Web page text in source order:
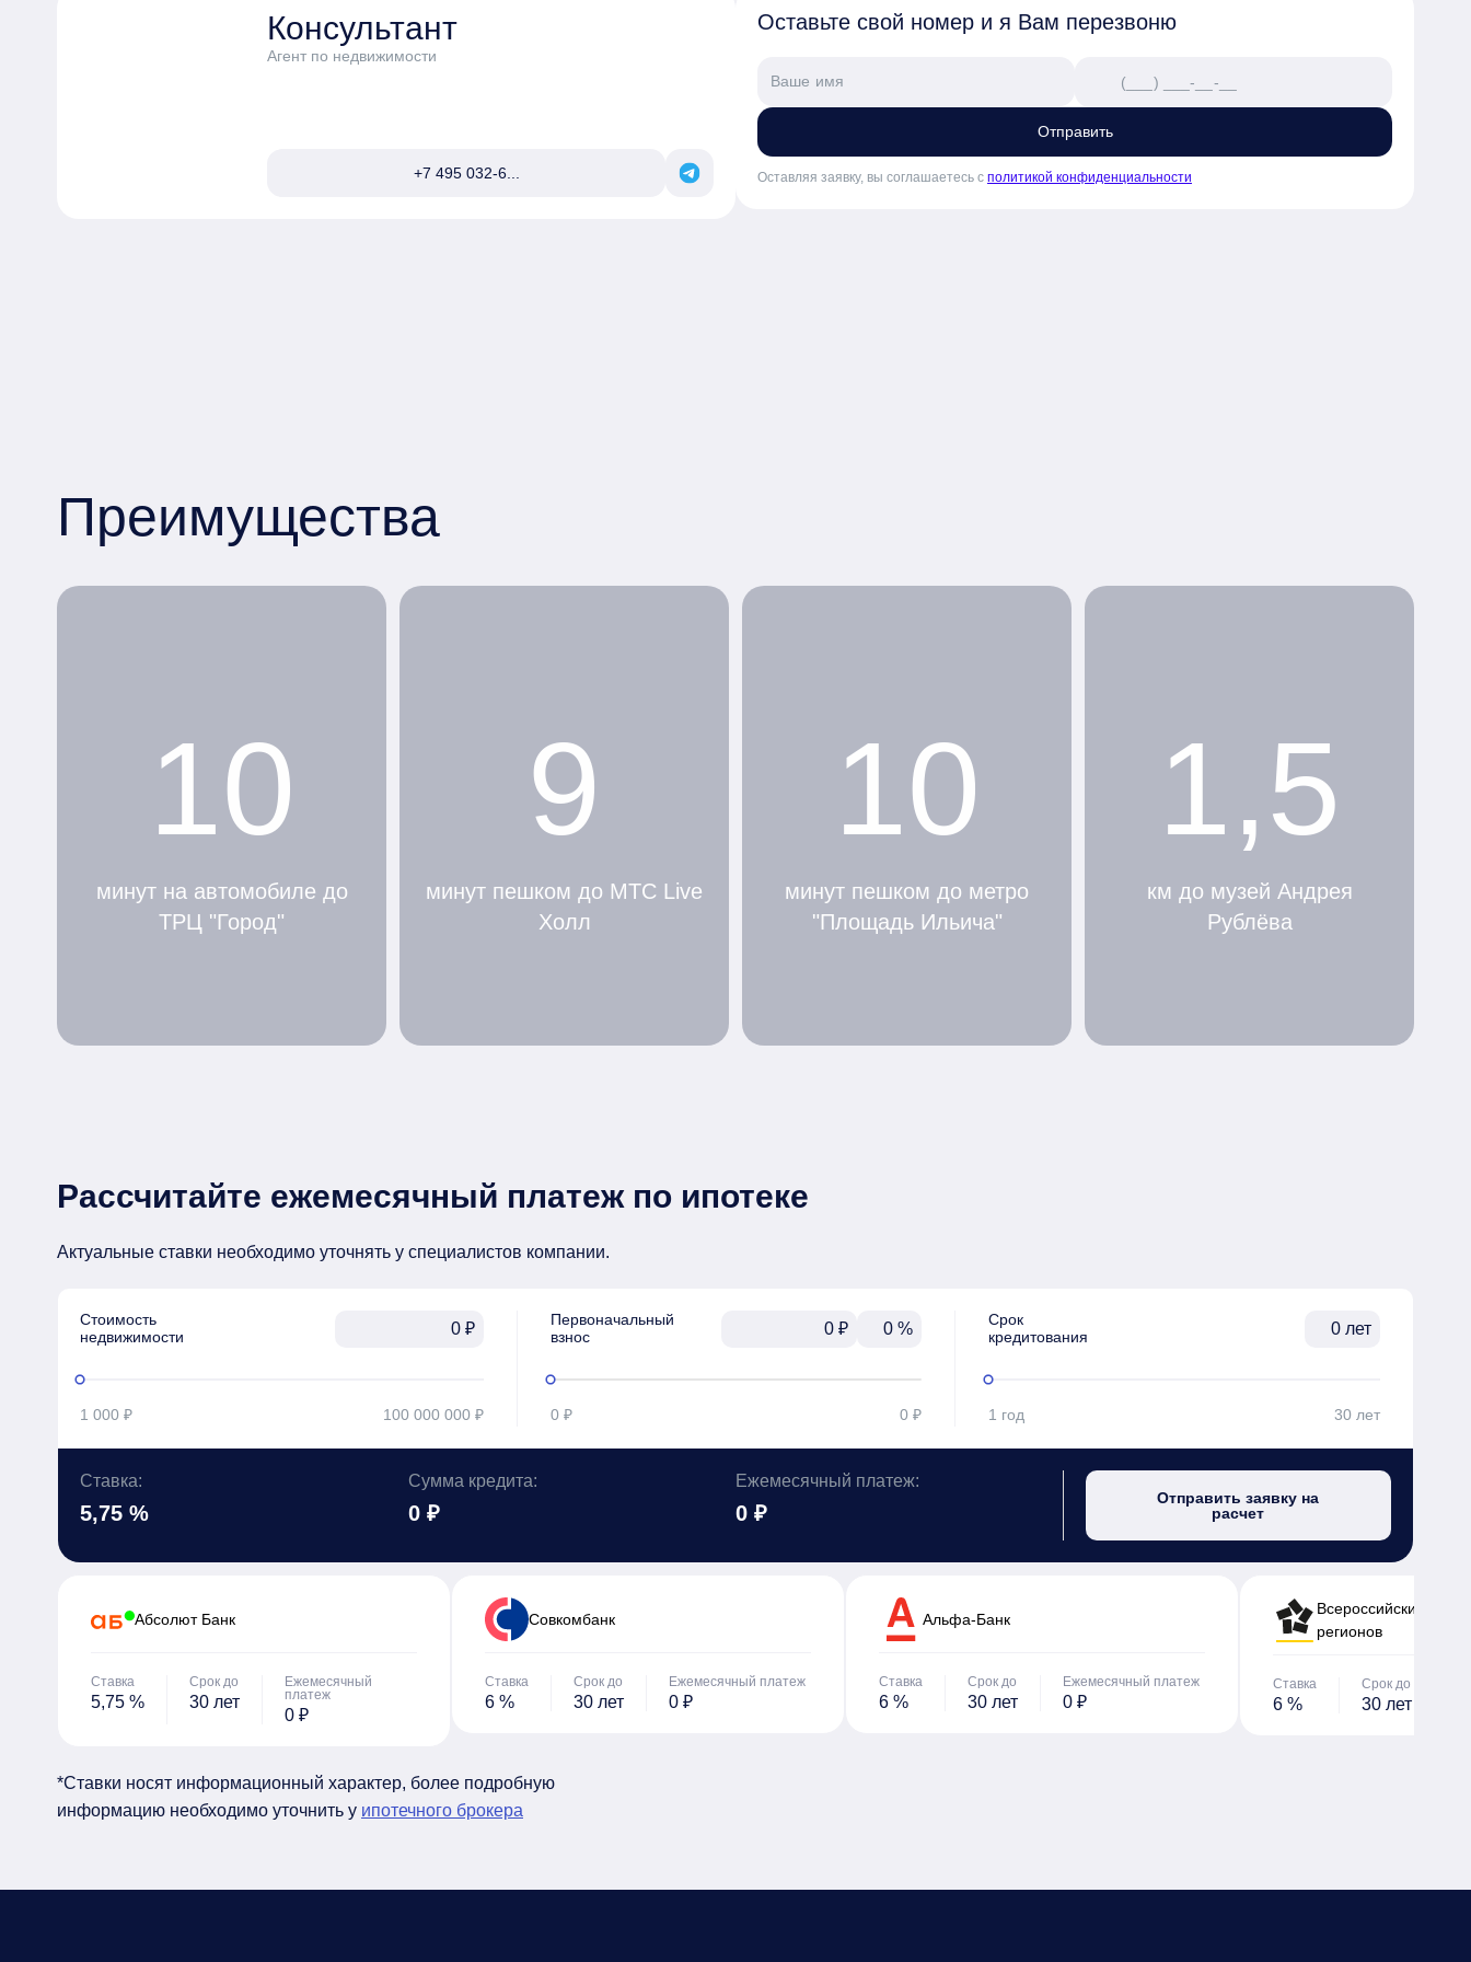
Консультант
Агент по недвижимости
+7 495 032-6...
Оставьте свой номер и я Вам перезвоню
Отправить
Оставляя заявку, вы соглашаетесь с политикой конфиденциальности
Преимущества
10
минут на автомобиле до
ТРЦ "Город"
9
минут пешком до МТС Live
Холл
10
минут пешком до метро
"Площадь Ильича"
1,5
км до музей Андрея
Рублёва
Рассчитайте ежемесячный платеж по ипотеке
Актуальные ставки необходимо уточнять у специалистов компании.
Стоимость
недвижимости
₽
1 000 ₽ 100 000 000 ₽
Первоначальный
взнос
₽ %
0 ₽ 0 ₽
Срок
кредитования
лет
1 год 30 лет
Ставка:
5,75 %
Сумма кредита:
0 ₽
Ежемесячный платеж:
0 ₽
Отправить заявку на
расчет
Абсолют Банк
Ставка
5,75 %
Срок до
30 лет
Ежемесячный
платеж
0 ₽
Cовкомбанк
Ставка
6 %
Срок до
30 лет
Ежемесячный платеж
0 ₽
Альфа-Банк
Ставка
6 %
Срок до
30 лет
Ежемесячный платеж
0 ₽
Всероссийский банк
регионов
Ставка
6 %
Срок до
30 лет
*Ставки носят информационный характер, более подробную
информацию необходимо уточнить у ипотечного брокера